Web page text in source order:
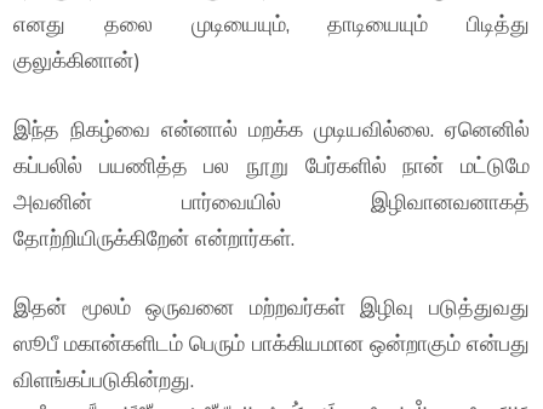
எனது தலை முடியையும், தாடியையும் பிடித்து
குலுக்கினான்)
இந்த நிகழ்வை என்னால் மறக்க முடியவில்லை. ஏனெனில்
கப்பலில் பயணித்த பல நூறு பேர்களில் நான் மட்டுமே
அவனின் பார்வையில் இழிவானவனாகத்
தோற்றியிருக்கிறேன் என்றார்கள்.
இதன் மூலம் ஒருவனை மற்றவர்கள் இழிவு படுத்துவது
ஸூபீ மகான்களிடம் பெரும் பாக்கியமான ஒன்றாகும் என்பது
விளங்கப்படுகின்றது.